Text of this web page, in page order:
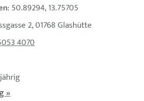
: 50.89294, 13.75705
2, 01768 Glashütte
4070
»